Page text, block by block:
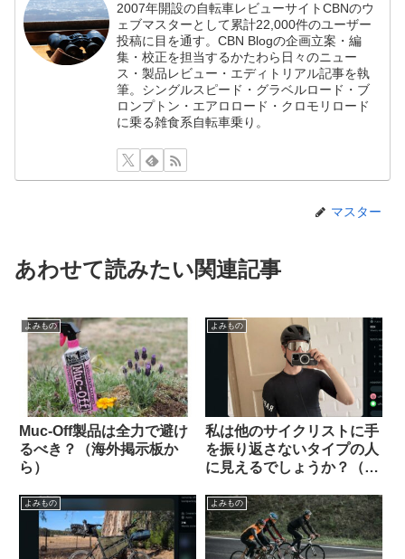
2007年開設の自転車レビューサイトCBNのウ
ェブマスターとして累計22,000件のユーザー
投稿に目を通す。CBN Blogの企画立案・編
集・校正を担当するかたわら日々のニュー
ス・製品レビュー・エディトリアル記事を執
筆。シングルスピード・グラベルロード・ブ
ロンプトン・エアロロード・クロモリロード
に乗る雑食系自転車乗り。
マスター
あわせて読みたい関連記事
よみもの
Muc-Off製品は全力で避け
るべき？（海外掲示板か
ら）
よみもの
私は他のサイクリストに手
を振り返さないタイプの人
に見えるでしょうか？（海
よみもの よみもの